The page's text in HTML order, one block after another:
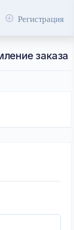
Регистрация
заказа